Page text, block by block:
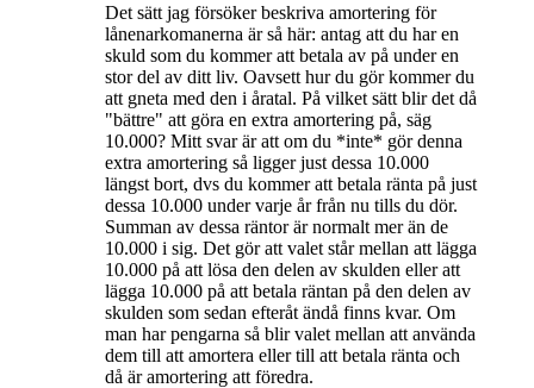
Det sätt jag försöker beskriva amortering för
lånenarkomanerna är så här: antag att du har en
skuld som du kommer att betala av på under en
stor del av ditt liv. Oavsett hur du gör kommer du
att gneta med den i åratal. På vilket sätt blir det då
"bättre" att göra en extra amortering på, säg
10.000? Mitt svar är att om du *inte* gör denna
extra amortering så ligger just dessa 10.000
längst bort, dvs du kommer att betala ränta på just
dessa 10.000 under varje år från nu tills du dör.
Summan av dessa räntor är normalt mer än de
10.000 i sig. Det gör att valet står mellan att lägga
10.000 på att lösa den delen av skulden eller att
lägga 10.000 på att betala räntan på den delen av
skulden som sedan efteråt ändå finns kvar. Om
man har pengarna så blir valet mellan att använda
dem till att amortera eller till att betala ränta och
då är amortering att föredra.